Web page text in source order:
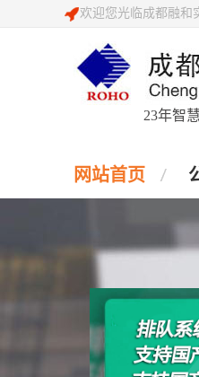
欢迎您光临成都融和
23年智
网站首页